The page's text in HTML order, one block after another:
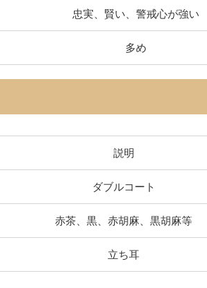
忠実、賢い、警戒心が強い
多め
説明
ダブルコート
赤茶、黒、赤胡麻、黒胡麻等
立ち耳